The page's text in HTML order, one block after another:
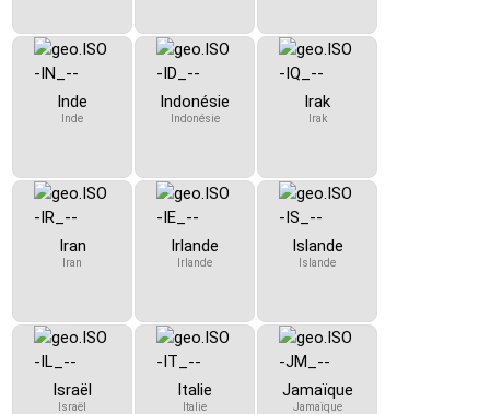
Inde
Inde
Indonésie
Indonésie
Irak
Irak
Iran
Iran
Irlande
Irlande
Islande
Islande
Israël
Israël
Italie
Italie
Jamaïque
Jamaïque